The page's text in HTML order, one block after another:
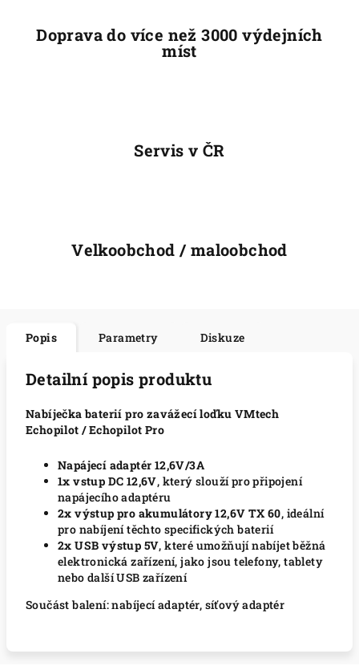
Doprava do více než 3000 výdejních
míst
Servis v ČR
Velkoobchod / maloobchod
Popis Parametry Diskuze
Detailní popis produktu
Nabíječka baterií pro zavážecí loďku VMtech
Echopilot / Echopilot Pro
Napájecí adaptér 12,6V/3A
1x vstup DC 12,6V, který slouží pro připojení
napájecího adaptéru
2x výstup pro akumulátory 12,6V TX 60, ideální
pro nabíjení těchto specifických baterií
2x USB výstup 5V, které umožňují nabíjet běžná
elektronická zařízení, jako jsou telefony, tablety
nebo další USB zařízení
Součást balení: nabíjecí adaptér, síťový adaptér